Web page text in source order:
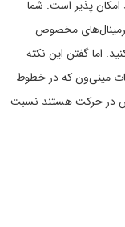
امکان پذیر است. شما
مخصوص
اما گفتن این نکته
مینی‌ون که در خطوط
در حرکت هستند نسبت